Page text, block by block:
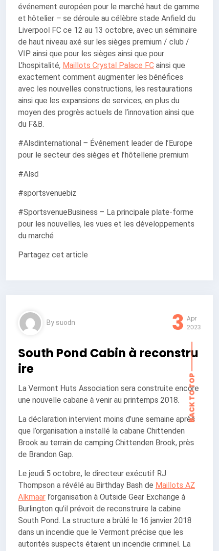
événement européen pour le marché haut de gamme
et hôtelier – se déroule au célèbre stade Anfield du
Liverpool FC ce 12 au 13 octobre, avec un séminaire
de haut niveau axé sur les sièges premium / club /
VIP ainsi que pour les sièges ainsi que pour
L’hospitalité, Maillots Crystal Palace FC ainsi que
exactement comment augmenter les bénéfices
avec les nouvelles constructions, les restaurations
ainsi que les expansions de services, en plus du
moyen des progrès actuels de l’innovation ainsi que
du F&B.
#Alsdinternational – Événement leader de l’Europe
pour le secteur des sièges et l’hôtellerie premium
#Alsd
#sportsvenuebiz
#SportsvenueBusiness – La principale plate-forme
pour les nouvelles, les vues et les développements
du marché
Partagez cet article
By suodn 3 Apr
2023
South Pond Cabin à reconstru
ire
La Vermont Huts Association sera construite encore
une nouvelle cabane à venir au printemps 2018.
La déclaration intervient moins d’une semaine après
que l’organisation a installé la cabane Chittenden
Brook au terrain de camping Chittenden Brook, près
de Brandon Gap.
Le jeudi 5 octobre, le directeur exécutif RJ
Thompson a révélé au Birthday Bash de Maillots AZ
Alkmaar l’organisation à Outside Gear Exchange à
Burlington qu’il prévoit de reconstruire la cabine
South Pond. La structure a brûlé le 16 janvier 2018
dans un incendie que le Vermont précise que les
autorités suspects étaient un incendie criminel. La
BACK TO TOP